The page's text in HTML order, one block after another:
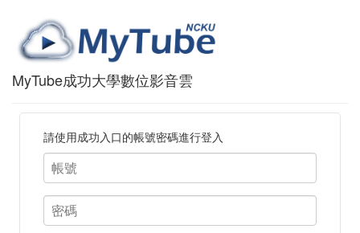
MyTube成功大學數位影音雲
請使用成功入口的帳號密碼進行登入